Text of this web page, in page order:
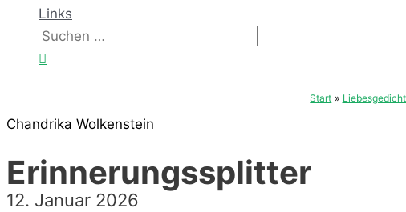
Links
Suchen
nach:
Start
Chandrika Wolkenstein
Erinnerungssplitter
12. Januar 2026